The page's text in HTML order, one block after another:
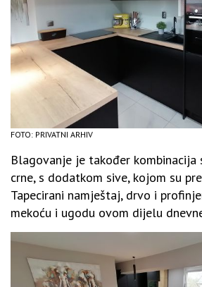
FOTO: PRIVATNI ARHIV
Blagovanje je također
crne, s dodatkom sive, kojom su
Tapecirani namještaj, drvo i
mekoću i ugodu ovom dijelu